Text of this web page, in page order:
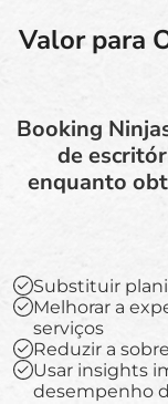
Valor para
Booking
de
enquanto
Substituir
Melhorar a
serviços
Reduzir a
Usar insights
desempenho